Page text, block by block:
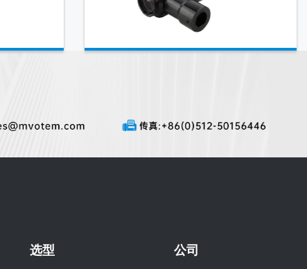
选型 公司